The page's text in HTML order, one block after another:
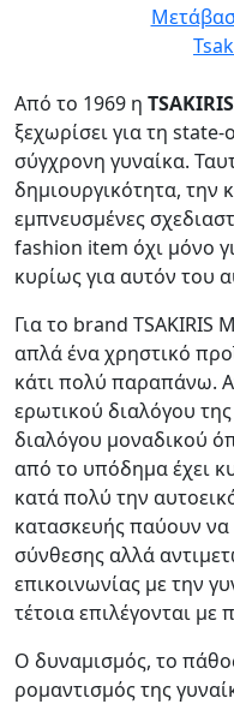
Από το 1969 η
ξεχωρίσει για τη
σύγχρονη γυναίκα.
δημιουργικότητα, την
εμπνευσμένες
fashion item όχι μόνο
κυρίως για αυτόν του
Για το brand TSAKIRIS
απλά ένα χρηστικό
κάτι πολύ παραπάνω.
ερωτικού διαλόγου
διαλόγου μοναδικού
από το υπόδημα έχει
κατά πολύ την
κατασκευής παύουν
σύνθεσης αλλά
επικοινωνίας με την
τέτοια επιλέγονται
Ο δυναμισμός, το
ρομαντισμός της